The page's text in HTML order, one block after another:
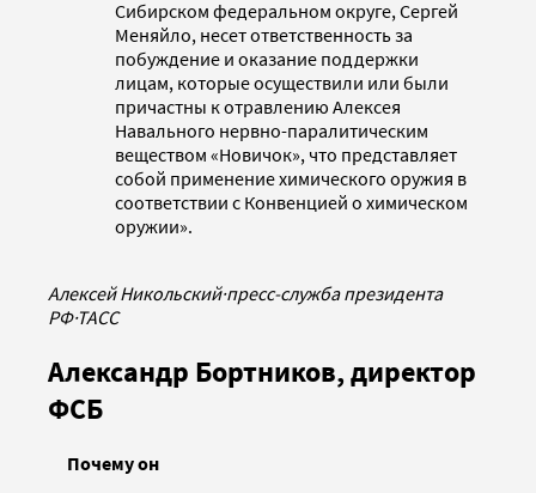
Сибирском федеральном округе, Сергей
Меняйло, несет ответственность за
побуждение и оказание поддержки
лицам, которые осуществили или были
причастны к отравлению Алексея
Навального нервно-паралитическим
веществом «Новичок», что представляет
собой применение химического оружия в
соответствии с Конвенцией о химическом
оружии».
Алексей Никольский·пресс-служба президента
РФ·ТАСС
Александр Бортников, директор
ФСБ
Почему он